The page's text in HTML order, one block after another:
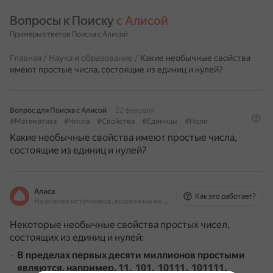
Вопросы к Поиску с Алисой
Примеры ответов Поиска с Алисой
Главная / Наука и образование / Какие необычные свойства
имеют простые числа, состоящие из единиц и нулей?
Вопрос для Поиска с Алисой
22 февраля
#Математика
#Числа #Свойства #Единицы #Ноли
Какие необычные свойства имеют простые числа,
состоящие из единиц и нулей?
Алиса
На основе источников, возможны неточности
Как это работает?
Некоторые необычные свойства простых чисел,
состоящих из единиц и нулей:
В пределах первых десяти миллионов простыми
являются, например, 11, 101, 10111, 101111,